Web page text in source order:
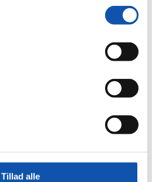
Tillad alle
i bl.a. AIA, TVO og ADK
for forsikrings- og
velfærdssamfund.
som forsikringsselskaber
og skader. Heriblandt